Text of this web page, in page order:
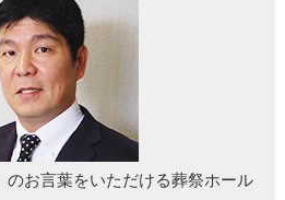
のお言葉をいただける葬祭ホール